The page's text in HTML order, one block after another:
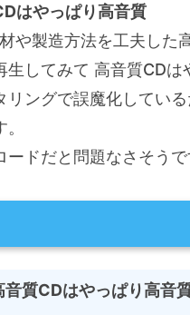
はやっぱり高音質
や製造方法を工夫した
生してみて 高音質CDは
リングで誤魔化してい
ードだと問題なさそう
音質CDはやっぱり高音